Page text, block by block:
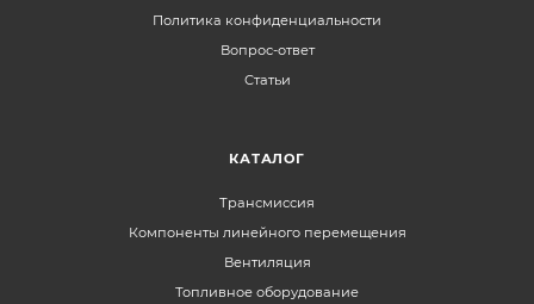
Политика конфиденциальности
Вопрос-ответ
Статьи
КАТАЛОГ
Трансмиссия
Компоненты линейного перемещения
Вентиляция
Топливное оборудование